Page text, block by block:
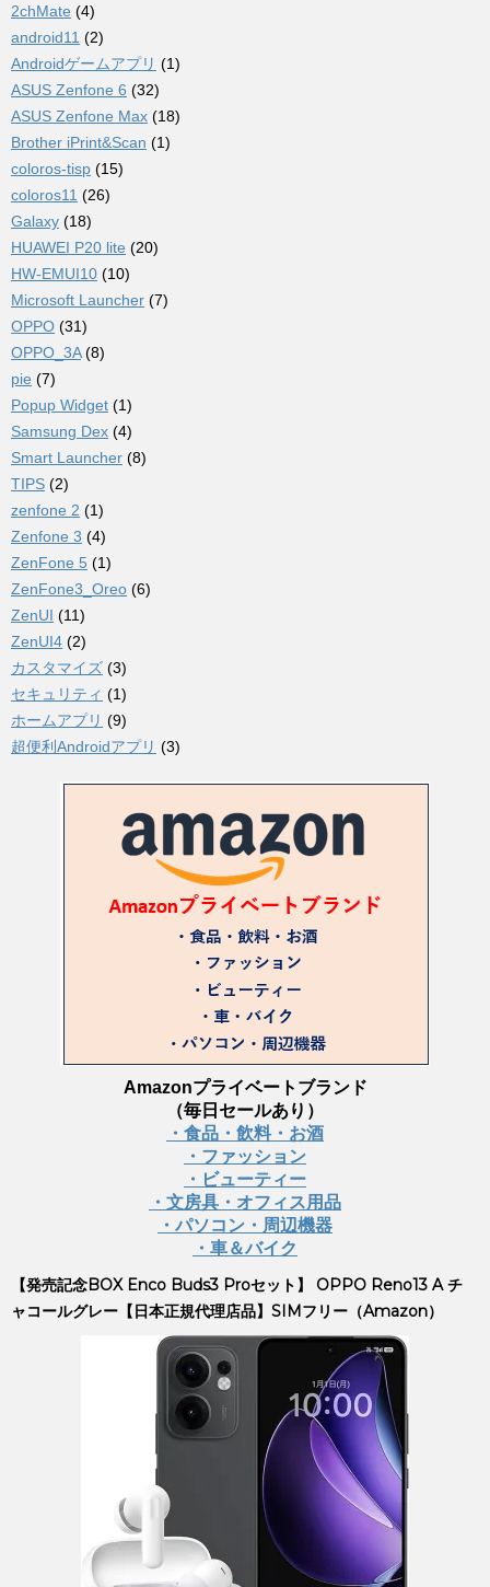
2chMate (4)
android11 (2)
Androidゲームアプリ (1)
ASUS Zenfone 6 (32)
ASUS Zenfone Max (18)
Brother iPrint&Scan (1)
coloros-tisp (15)
coloros11 (26)
Galaxy (18)
HUAWEI P20 lite (20)
HW-EMUI10 (10)
Microsoft Launcher (7)
OPPO (31)
OPPO_3A(8)
pie (7)
Popup Widget (1)
Samsung Dex (4)
Smart Launcher (8)
TIPS (2)
zenfone 2 (1)
Zenfone 3 (4)
ZenFone 5 (1)
ZenFone3_Oreo (6)
ZenUI (11)
ZenUI4 (2)
カスタマイズ (3)
セキュリティ (1)
ホームアプリ (9)
超便利Androidアプリ (3)
Amazonプライベートブランド
（毎日セールあり）
・食品・飲料・お酒
・ファッション
・ビューティー
・文房具・オフィス用品
・パソコン・周辺機器
・車＆バイク
【発売記念BOX Enco Buds3 Proセット】 OPPO Reno13 A チ
ャコールグレー【日本正規代理店品】SIMフリー（Amazon）